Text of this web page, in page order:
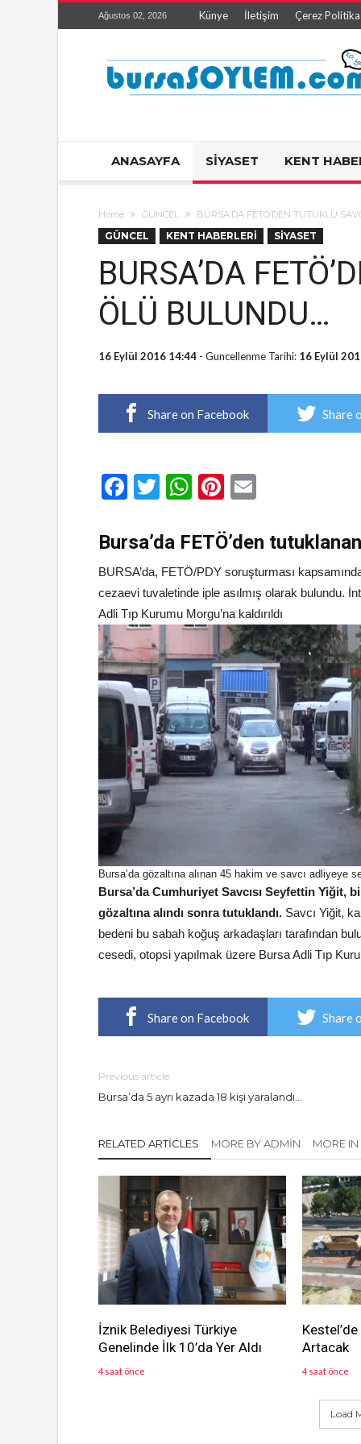
Ağustos 02, 2026 Künye İletişim Çerez
ANASAYFA SİYASET KENT
Home GÜNCEL BURSA’DA FETÖ’DEN TUTUKLU
GÜNCEL KENT HABERLERİ SİYASET
BURSA’DA
ÖLÜ BULUNDU…
16 Eylül 2016 14:44 - Guncellenme Tarihi: 16 Eylül
Share on Facebook Share
Facebook
TwitterWhatsApp
Pinterest
Bursa’da FETÖ’den
BURSA’da, FETÖ/PDY soruşturması
cezaevi tuvaletinde iple asılmış olarak bulundu.
Adli Tıp Kurumu Morgu’na kaldırıldı
Bursa’da gözaltına alınan 45 hakim ve savcı adliyeye
Bursa’da Cumhuriyet Savcısı Seyfettin Yiğit,
gözaltına alındı sonra tutuklandı. Savcı Yiğit,
bedeni bu sabah koğuş arkadaşları tarafından
cesedi, otopsi yapılmak üzere Bursa Adli Tıp
Share on Facebook Share
Previous article
Bursa’da 5 ayrı kazada 18 kişi yaralandı…
RELATED ARTICLES MORE BY ADMIN MORE
İznik Belediyesi Türkiye
Genelinde İlk 10’da Yer Aldı
4 saat önce
Artacak
4 saat önce
Load